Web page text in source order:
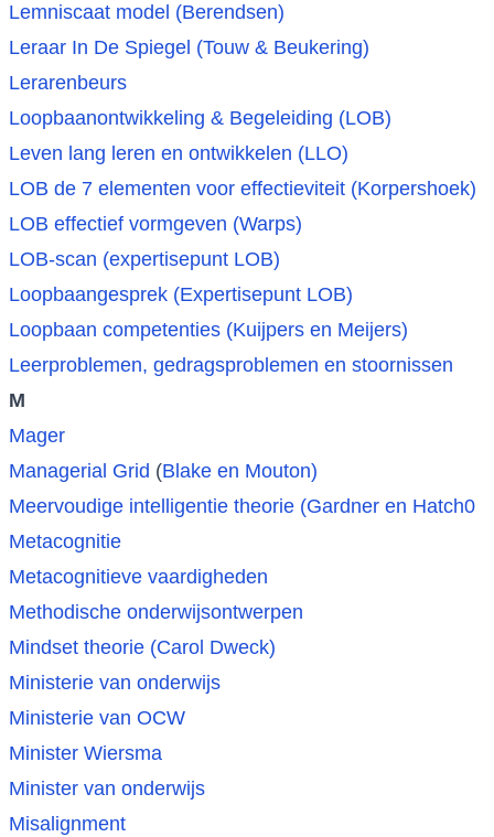
Lemniscaat model (Berendsen)
Leraar In De Spiegel (Touw & Beukering)
Lerarenbeurs
Loopbaanontwikkeling & Begeleiding (LOB)
Leven lang leren en ontwikkelen (LLO)
LOB de 7 elementen voor effectieviteit (Korpershoek)
LOB effectief vormgeven (Warps)
LOB-scan (expertisepunt LOB)
Loopbaangesprek (Expertisepunt LOB)
Loopbaan competenties (Kuijpers en Meijers)
Leerproblemen, gedragsproblemen en stoornissen
M
Mager
Managerial Grid (Blake en Mouton)
Meervoudige intelligentie theorie (Gardner en Hatch0
Metacognitie
Metacognitieve vaardigheden
Methodische onderwijsontwerpen
Mindset theorie (Carol Dweck)
Ministerie van onderwijs
Ministerie van OCW
Minister Wiersma
Minister van onderwijs
Misalignment